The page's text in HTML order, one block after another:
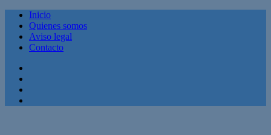
Inicio
Quienes somos
Aviso legal
Contacto